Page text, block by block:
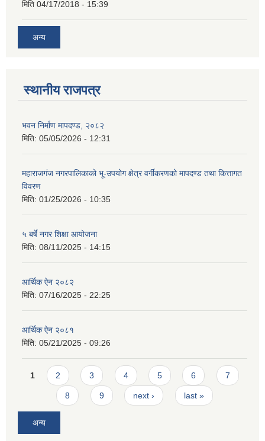
मिति 04/17/2018 - 15:39
अन्य
स्थानीय राजपत्र
भवन निर्माण मापदण्ड, २०८२
मिति: 05/05/2026 - 12:31
महाराजगंज नगरपालिकाको भू-उपयोग क्षेत्र वर्गीकरणको मापदण्ड तथा कित्तागत
विवरण
मिति: 01/25/2026 - 10:35
५ बर्षे नगर शिक्षा आयोजना
मिति: 08/11/2025 - 14:15
आर्थिक ऐन २०८२
मिति: 07/16/2025 - 22:25
आर्थिक ऐन २०८१
मिति: 05/21/2025 - 09:26
Pages
1 2 3 4 5 6 7
8 9 next › last »
अन्य